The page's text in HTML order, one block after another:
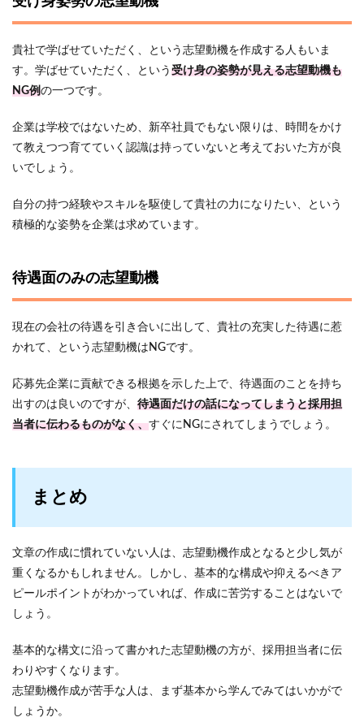
貴社で学ばせていただく、という志望動機を作成する人もいま
す。学ばせていただく、という 受け身の姿勢が見える志望動機も
NG例の一つです。
企業は学校ではないため、新卒社員でもない限りは、時間をかけ
て教えつつ育てていく認識は持っていないと考えておいた方が良
いでしょう。
自分の持つ経験やスキルを駆使して貴社の力になりたい、という
積極的な姿勢を企業は求めています。
待遇面のみの志望動機
現在の会社の待遇を引き合いに出して、貴社の充実した待遇に惹
かれて、という志望動機はNGです。
応募先企業に貢献できる根拠を示した上で、待遇面のことを持ち
出すのは良いのですが、 待遇面だけの話になってしまうと採用担
当者に伝わるものがなく、すぐにNGにされてしまうでしょう。
まとめ
文章の作成に慣れていない人は、志望動機作成となると少し気が
重くなるかもしれません。しかし、基本的な構成や抑えるべきア
ピールポイントがわかっていれば、作成に苦労することはないで
しょう。
基本的な構文に沿って書かれた志望動機の方が、採用担当者に伝
わりやすくなります。
志望動機作成が苦手な人は、まず基本から学んでみてはいかがで
しょうか。